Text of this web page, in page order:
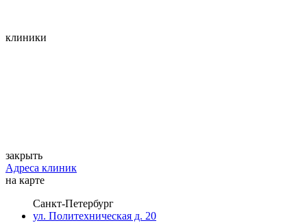
клиники
закрыть
Адреса клиник
на карте
Санкт-Петербург
ул. Политехническая д. 20